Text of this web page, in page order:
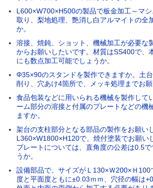
L600×W700×H500の製品で板金加工～マ
取り、梨地処理、艶消し白アルマイトの全
か。
溶接、焼鈍、ショット、機械加工が必要な
からお願いしたいです。材質はSS400で、
にも数点加工可能でしょうか。
Φ35×90のスタンドを製作できますか。土
削り、穴あけ4箇所で、メッキ処理までお願
食品包装などに用いられる機械を製作して
ーム部分の溶接と付属のプレートなどの機
ますか。
架台の支柱部分となる部品の製作をお願い
L360×W1800×H120で、焼付塗装でお願い
プレートについては、直角度の公差は0.5
うか。
設備部品で、サイズがＬ130×Ｗ200×Ｈ100
度と平面度ともに±0.03ｍｍ、穴径の幅は